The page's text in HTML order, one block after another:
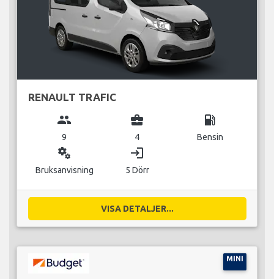
RENAULT TRAFIC
group
9
business_center
4
local_gas_station
Bensin
miscellaneous_services
Bruksanvisning
login
5 Dörr
VISA DETALJER...
MINI